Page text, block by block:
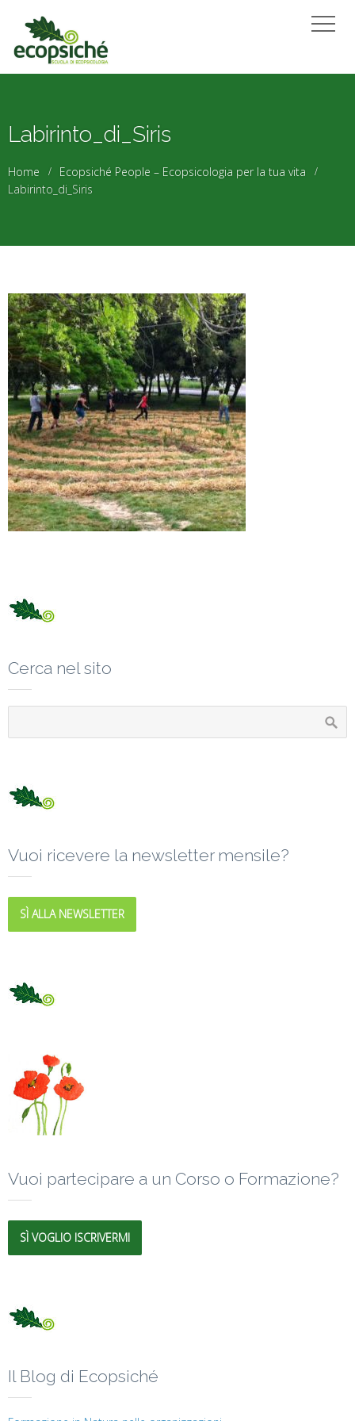
Labirinto_di_Siris
Home
Ecopsiché People – Ecopsicologia per la tua vita
Labirinto_di_Siris
Cerca nel sito
Vuoi ricevere la newsletter mensile?
SÌ ALLA NEWSLETTER
Vuoi partecipare a un Corso o Formazione?
SÌ VOGLIO ISCRIVERMI
Il Blog di Ecopsiché